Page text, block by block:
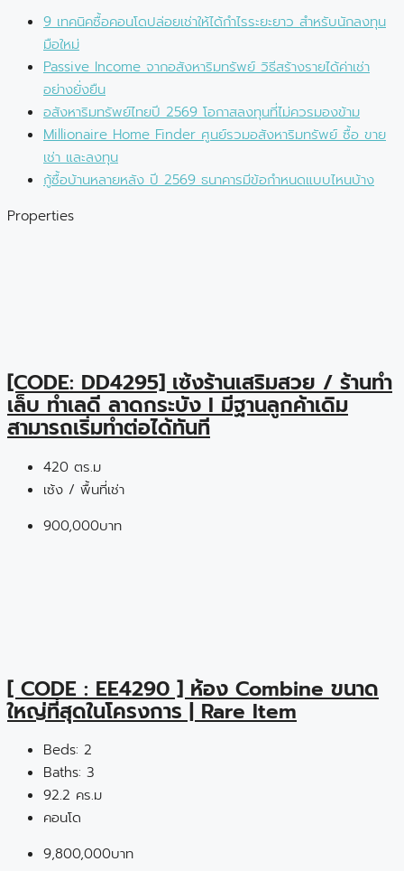
9 เทคนิคซื้อคอนโดปล่อยเช่าให้ได้กำไรระยะยาว สำหรับนักลงทุน
มือใหม่
Passive Income จากอสังหาริมทรัพย์ วิธีสร้างรายได้ค่าเช่า
อย่างยั่งยืน
อสังหาริมทรัพย์ไทยปี 2569 โอกาสลงทุนที่ไม่ควรมองข้าม
Millionaire Home Finder ศูนย์รวมอสังหาริมทรัพย์ ซื้อ ขาย
เช่า และลงทุน
กู้ซื้อบ้านหลายหลัง ปี 2569 ธนาคารมีข้อกำหนดแบบไหนบ้าง
Properties
[CODE: DD4295] เซ้งร้านเสริมสวย / ร้านทำ
เล็บ ทำเลดี ลาดกระบัง I มีฐานลูกค้าเดิม
สามารถเริ่มทำต่อได้ทันที
420 ตร.ม
เซ้ง / พื้นที่เช่า
900,000บาท
[ CODE : EE4290 ] ห้อง Combine ขนาด
ใหญ่ที่สุดในโครงการ | Rare Item
Beds: 2
Baths: 3
92.2 คร.ม
คอนโด
9,800,000บาท